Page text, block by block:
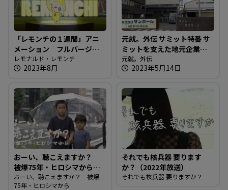
「レモンチの１週間」アニ
メーション フルバージョ
ン
レモナルド・レモンチ
2023年8月
元就。外伝 サミット特番 サ
ミットを支えた地元企業を
紹介！！
元就。外伝
2023年5月14日
おーい、聴こえますか？
被爆75年・ヒロシマから
（2020年放送）
おーい、聴こえますか？ 被爆
75年・ヒロシマから
それでも核兵器 要ります
か？（2022年放送）
それでも核兵器 要りますか？